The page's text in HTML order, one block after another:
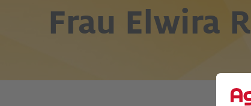
Frau Elwira